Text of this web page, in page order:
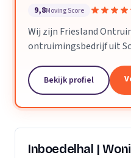
9,8Moving Score
Wij zijn Friesland
ontruimingsbedrijf uit
Bekijk profiel
Inboedelhal |